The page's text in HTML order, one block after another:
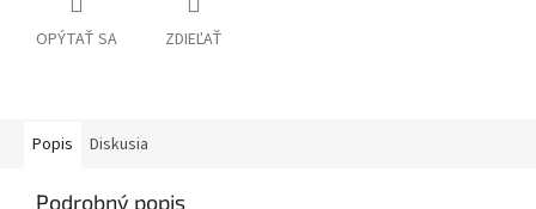
OPÝTAŤ SA ZDIEĽAŤ
Popis Diskusia
Podrobný popis